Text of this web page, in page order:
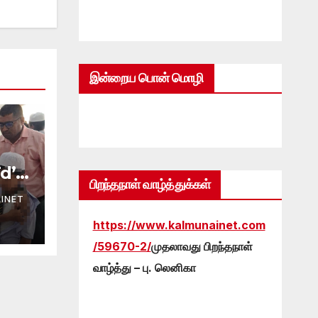
இன்றைய பொன் மொழி
பிறந்தநாள் வாழ்த்துக்கள்
https://www.kalmunainet.com
/59670-2/முதலாவது பிறந்தநாள்
வாழ்த்து – பு. லெனிகா